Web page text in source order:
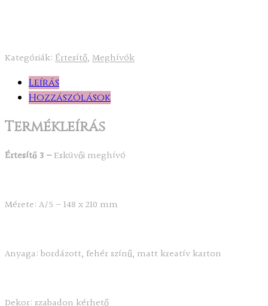
Kategóriák: Értesítő, Meghívók
Leírás
Hozzászólások
Termékleírás
Értesítő 3 –Esküvői meghívó
Mérete: A/5 – 148 x 210 mm
Anyaga: bordázott, fehér színű, matt kreatív karton